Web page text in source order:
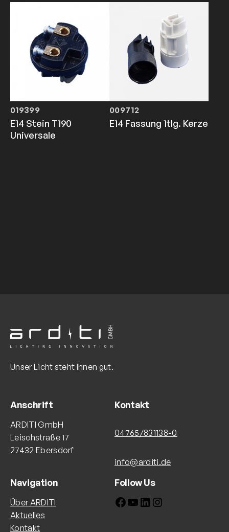
019399
E14 Stein T190
Universale
009712
E14 Fassung 1tlg. Kerze
Unser Licht steht Ihnen gut.
Anschrift
ARDITI GmbH
Leischstraße 17
27432 Ebersdorf
Kontakt
04765/831138-0
info@arditi.de
Navigation
Über ARDITI
Aktuelles
Kontakt
Follow Us
Facebook YouTube LinkedIn Instagram